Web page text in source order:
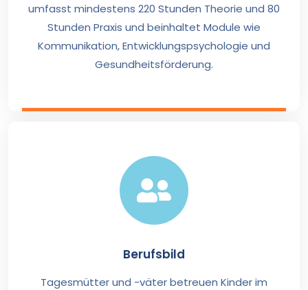
umfasst mindestens 220 Stunden Theorie und 80
Stunden Praxis und beinhaltet Module wie
Kommunikation, Entwicklungspsychologie und
Gesundheitsförderung.
Berufsbild
Tagesmütter und -väter betreuen Kinder im